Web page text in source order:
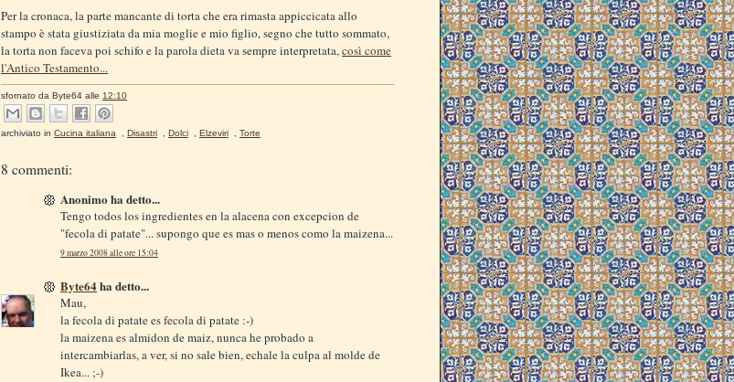
Per la cronaca, la parte mancante di torta che era rimasta appiccicata allo
stampo è stata giustiziata da mia moglie e mio figlio, segno che tutto sommato,
la torta non faceva poi schifo e la parola dieta va sempre interpretata,così come
l'Antico Testamento...
sfornato da Byte64 alle 12:10
archiviato in Cucina italiana Disastri Dolci Elzeviri Torte
8 commenti:
Anonimo ha detto...
Tengo todos los ingredientes en la alacena con excepcion de
"fecola di patate"... supongo que es mas o menos como la maizena...
9 marzo 2008 alle ore 15:04
Byte64ha detto...
Mau,
la fecola di patate es fecola di patate :-)
la maizena es almidon de maiz, nunca he probado a
intercambiarlas, a ver, si no sale bien, echale la culpa al molde de
Ikea... ;-)